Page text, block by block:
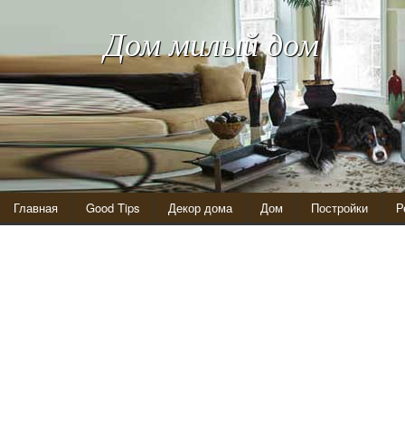
Дом милый дом
Главная Good Tips Декор дома Дом Постройки